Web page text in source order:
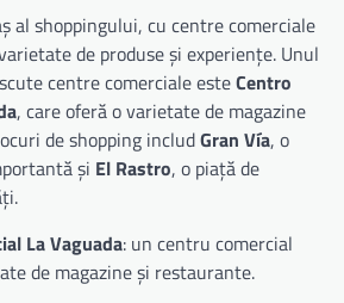
al shoppingului, cu centre comerciale
de produse și experiențe. Unul
centre comerciale esteCentro
, care oferă o varietate de magazine
de shopping includGran Vía, o
și El Rastro, o piață de
La Vaguada: un centru comercial
de magazine și restaurante.